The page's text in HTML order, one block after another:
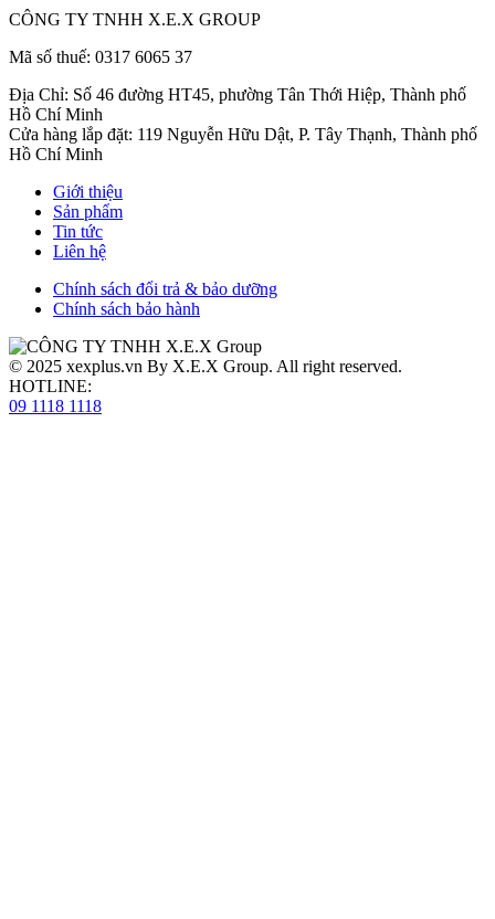
CÔNG TY TNHH X.E.X GROUP
Mã số thuế: 0317 6065 37
Địa Chỉ: Số 46 đường HT45, phường Tân Thới Hiệp, Thành phố
Hồ Chí Minh
Cửa hàng lắp đặt: 119 Nguyễn Hữu Dật, P. Tây Thạnh, Thành phố
Hồ Chí Minh
Giới thiệu
Sản phẩm
Tin tức
Liên hệ
Chính sách đổi trả & bảo dưỡng
Chính sách bảo hành
© 2025 xexplus.vn By X.E.X Group. All right reserved.
HOTLINE:
09 1118 1118